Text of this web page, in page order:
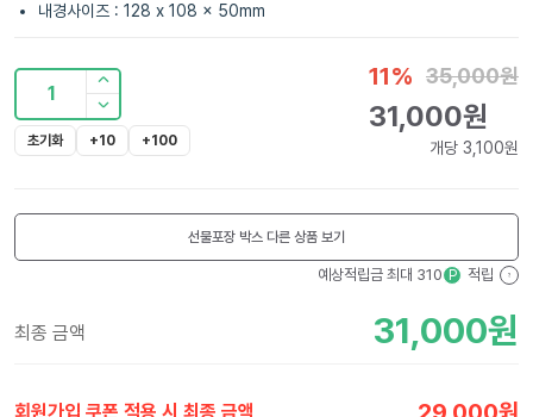
내경사이즈 : 128 x 108 x 50mm
1
초기화 +10 +100
11% 35,000원
31,000원
개당 3,100원
선물포장 박스 다른 상품 보기
예상적립금 최대 310 P 적립 ?
최종 금액 31,000원
회원가입 쿠폰 적용 시 최종 금액